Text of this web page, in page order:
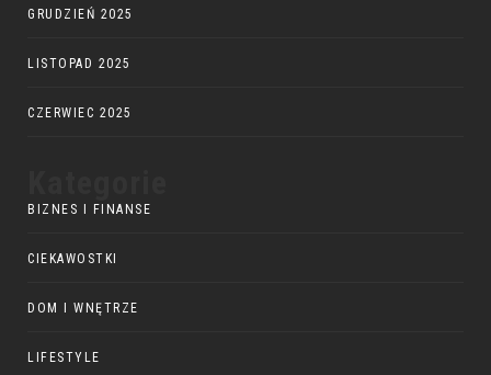
GRUDZIEŃ 2025
LISTOPAD 2025
CZERWIEC 2025
BIZNES I FINANSE
CIEKAWOSTKI
DOM I WNĘTRZE
LIFESTYLE